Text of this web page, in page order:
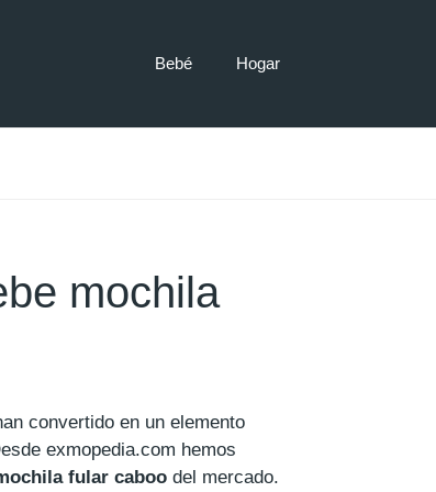
Bebé Hogar
mochila
convertido en un elemento
exmopedia.com hemos
fular caboo del mercado.